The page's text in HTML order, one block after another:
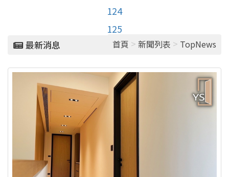
124
125
最新消息 首頁 > 新聞列表 > TopNews